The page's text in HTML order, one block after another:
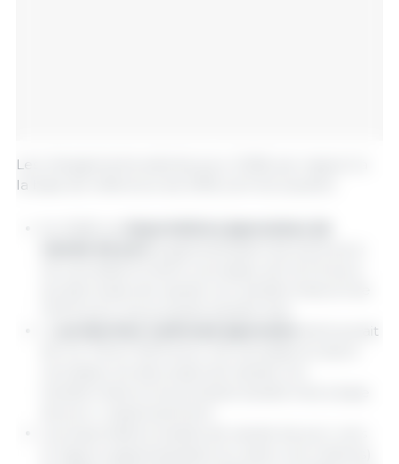
Les changements estimés pour 2028, par rapport à
la base de référence de 2018, sont les suivants :
diminuerait